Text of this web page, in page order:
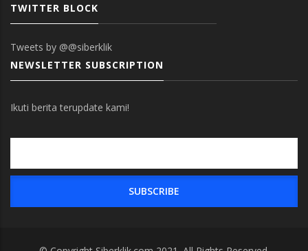
TWITTER BLOCK
Tweets by @@siberklik
NEWSLETTER SUBSCRIPTION
Ikuti berita terupdate kami!